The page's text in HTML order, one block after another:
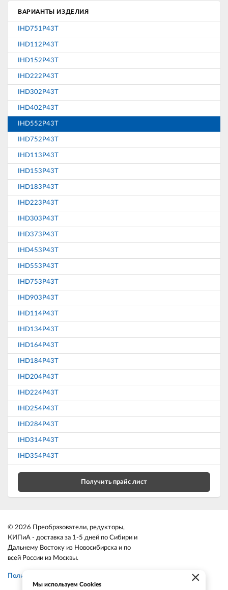
ВАРИАНТЫ ИЗДЕЛИЯ
IHD751P43T
IHD112P43T
IHD152P43T
IHD222P43T
IHD302P43T
IHD402P43T
IHD552P43T
IHD752P43T
IHD113P43T
IHD153P43T
IHD183P43T
IHD223P43T
IHD303P43T
IHD373P43T
IHD453P43T
IHD553P43T
IHD753P43T
IHD903P43T
IHD114P43T
IHD134P43T
IHD164P43T
IHD184P43T
IHD204P43T
IHD224P43T
IHD254P43T
IHD284P43T
IHD314P43T
IHD354P43T
Получить прайс лист
© 2026 Преобразователи, редукторы,
КИПиА - доставка за 1-5 дней по Сибири и
Дальнему Востоку из Новосибирска и по
всей России из Москвы.
Политика конфиденциальности ×
Мы используем Cookies